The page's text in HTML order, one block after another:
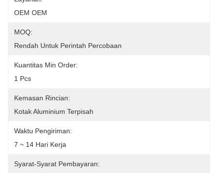
OEM OEM
MOQ:
Rendah Untuk Perintah Percobaan
Kuantitas Min Order:
1 Pcs
Kemasan Rincian:
Kotak Aluminium Terpisah
Waktu Pengiriman:
7 ~ 14 Hari Kerja
Syarat-Syarat Pembayaran: